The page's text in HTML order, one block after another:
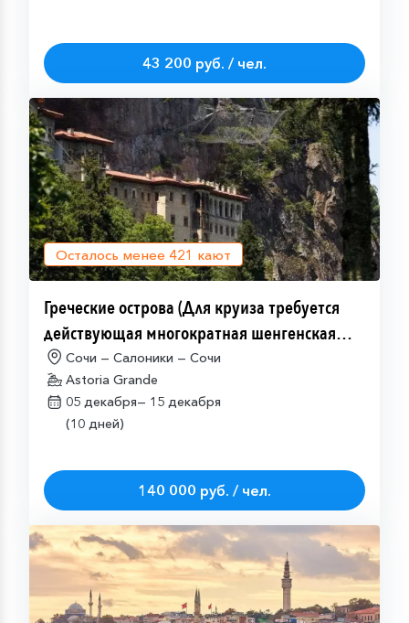
43 200 руб. / чел.
Осталось менее 421 кают
Греческие острова (Для круиза требуется
действующая многократная шенгенская
виза)Сочи — Салоники — Сочи
Astoria Grande
05 декабря— 15 декабря
(10 дней)
140 000 руб. / чел.